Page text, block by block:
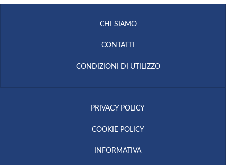
CHI SIAMO
CONTATTI
CONDIZIONI DI UTILIZZO
PRIVACY POLICY
COOKIE POLICY
INFORMATIVA